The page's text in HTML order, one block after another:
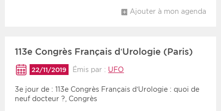
Ajouter à mon agenda
113e Congrès Français d’Urologie (Paris)
22/11/2019 Émis par : UFO
3e jour de : 113e Congrès Français d’Urologie : quoi de
neuf docteur ?, Congrès